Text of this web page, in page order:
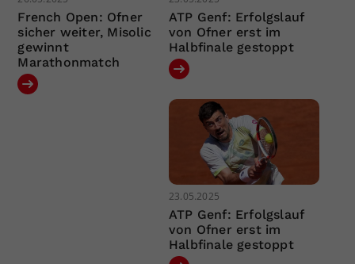
French Open: Ofner
sicher weiter, Misolic
gewinnt
Marathonmatch
ATP Genf: Erfolgslauf
von Ofner erst im
Halbfinale gestoppt
23.05.2025
ATP Genf: Erfolgslauf
von Ofner erst im
Halbfinale gestoppt